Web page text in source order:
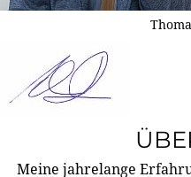
Meine jahrelange